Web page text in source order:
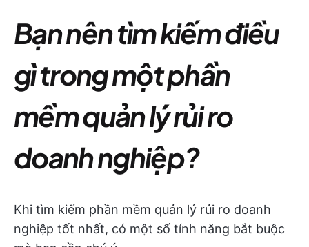
Bạn nên tìm kiếm điều
gì trong một phần
mềm quản lý rủi ro
doanh nghiệp?
Khi tìm kiếm phần mềm quản lý rủi ro doanh
nghiệp tốt nhất, có một số tính năng bắt buộc